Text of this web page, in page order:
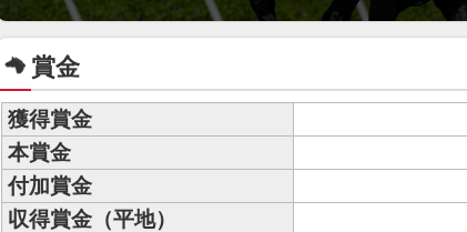
賞金
獲得賞金
本賞金
付加賞金
収得賞金（平地）